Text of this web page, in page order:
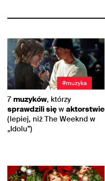
#muzyka
7 muzyków, którzy
sprawdzili się w aktorstwie
(lepiej, niż The Weeknd w
„Idolu”)